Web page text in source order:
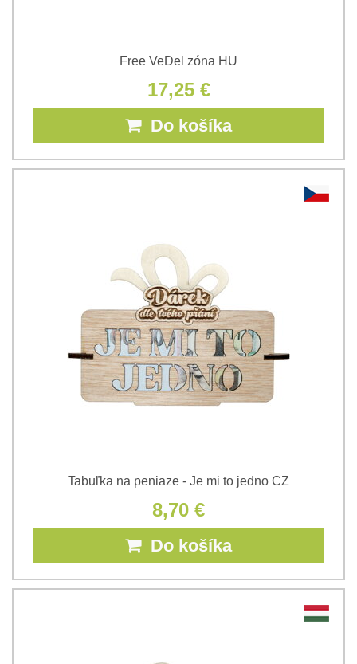
Free VeDel zóna HU
17,25 €
Do košíka
Tabuľka na peniaze - Je mi to jedno CZ
8,70 €
Do košíka